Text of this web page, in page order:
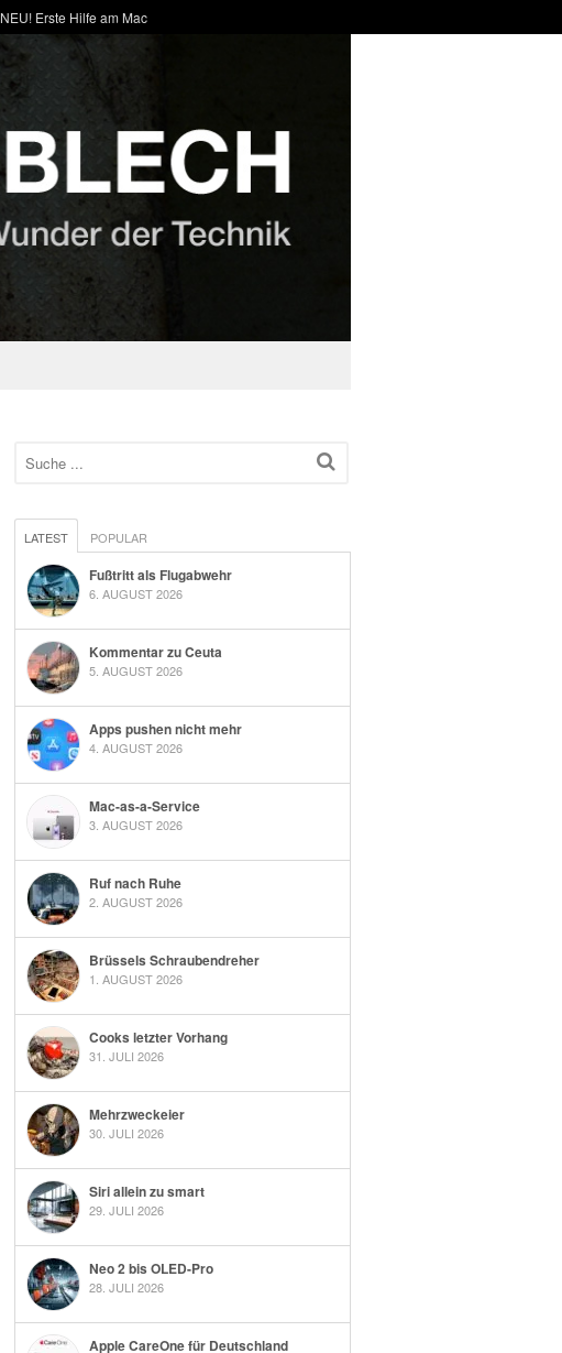
NEU! Erste Hilfe am Mac
LATEST POPULAR
Fußtritt als Flugabwehr
6. AUGUST 2026
Kommentar zu Ceuta
5. AUGUST 2026
Apps pushen nicht mehr
4. AUGUST 2026
Mac-as-a-Service
3. AUGUST 2026
Ruf nach Ruhe
2. AUGUST 2026
Brüssels Schraubendreher
1. AUGUST 2026
Cooks letzter Vorhang
31. JULI 2026
Mehrzweckeier
30. JULI 2026
Siri allein zu smart
29. JULI 2026
Neo 2 bis OLED-Pro
28. JULI 2026
Apple CareOne für Deutschland